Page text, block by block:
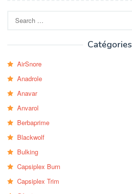
for:
Catégories
AirSnore
Anadrole
Anavar
Anvarol
Berbaprime
Blackwolf
Bulking
Capsiplex Burn
Capsiplex Trim